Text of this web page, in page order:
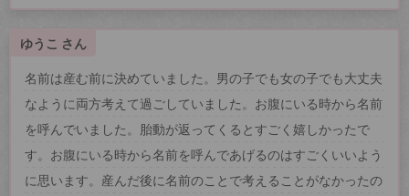
ゆうこ さん
名前は産む前に決めていました。男の子でも女の子でも大丈夫
なように両方考えて過ごしていました。お腹にいる時から名前
を呼んでいました。胎動が返ってくるとすごく嬉しかったで
す。お腹にいる時から名前を呼んであげるのはすごくいいよう
に思います。産んだ後に名前のことで考えることがなかったの